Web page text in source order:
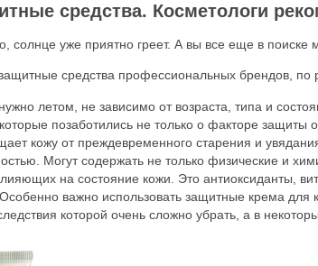
средства. Косметологи
солнце уже приятно греет. А вы все еще в поиске
средства профессиональных брендов, по
летом, не зависимо от возраста, типа и
позаботились не только о факторе защиты
кожу от преждевременного старения и
Могут содержать не только физические и
на состояние кожи. Это антиоксиданты,
важно использовать защитные крема для
которой очень сложно убрать, а в